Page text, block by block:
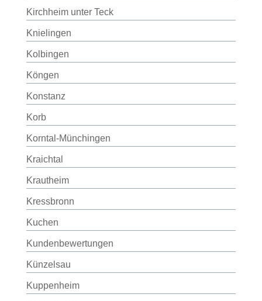
Kirchheim unter Teck
Knielingen
Kolbingen
Köngen
Konstanz
Korb
Korntal-Münchingen
Kraichtal
Krautheim
Kressbronn
Kuchen
Kundenbewertungen
Künzelsau
Kuppenheim